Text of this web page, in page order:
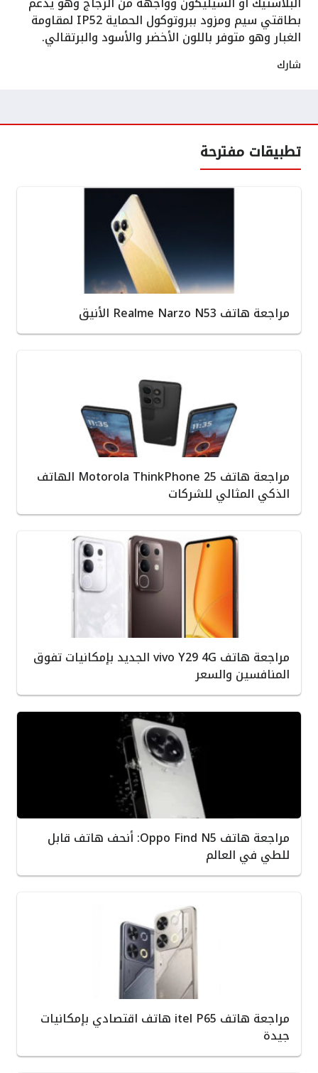
بطاقتي سيم ومزود ببروتوكول الحماية IP52 لمقاومة
الغبار وهو متوفر باللون الأخضر والأسود والبرتقالي.
شارك
تطبيقات مفترحة
مراجعة هاتف Realme Narzo N53 الأنيق
مراجعة هاتف Motorola ThinkPhone 25 الهاتف
الذكي المثالي للشركات
مراجعة هاتف vivo Y29 4G الجديد بإمكانيات تفوق
المنافسين والسعر
مراجعة هاتف Oppo Find N5: أنحف هاتف قابل
للطي في العالم
مراجعة هاتف itel P65 هاتف اقتصادي بإمكانيات
جيدة